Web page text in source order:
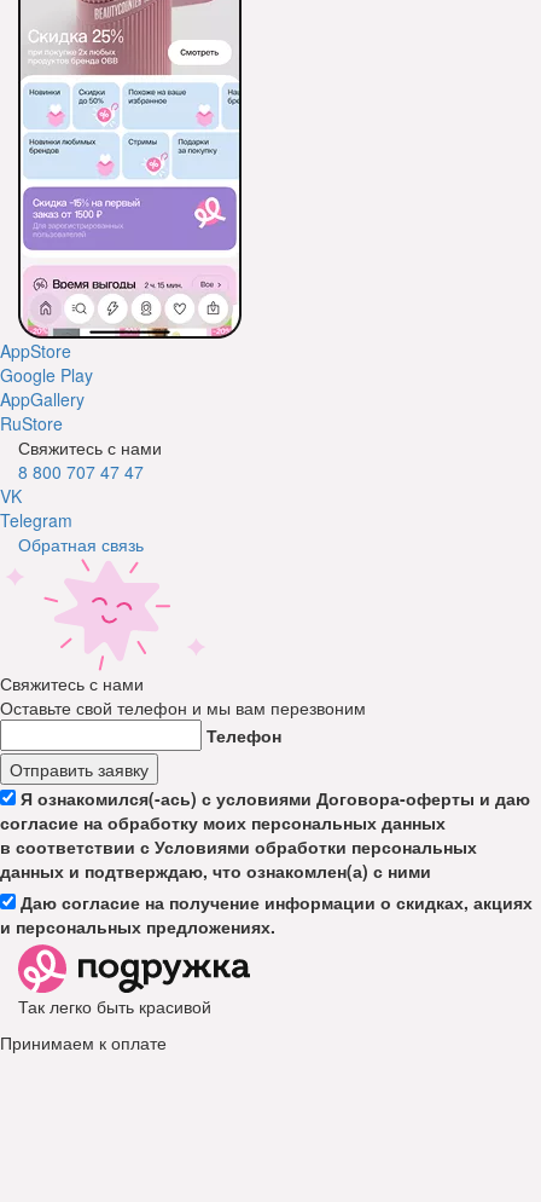
AppStore
Google Play
AppGallery
RuStore
Свяжитесь с нами
8 800 707 47 47
VK
Telegram
Обратная связь
Свяжитесь с нами
Оставьте свой телефон и мы вам перезвоним
Телефон
Отправить заявку
Я ознакомился(-ась) с условиями Договора-оферты и даю
согласие на обработку моих персональных данных
в соответствии с Условиями обработки персональных
данных и подтверждаю, что ознакомлен(а) с ними
Даю согласие на получение информации о скидках, акциях
и персональных предложениях.
Так легко быть красивой
Принимаем к оплате